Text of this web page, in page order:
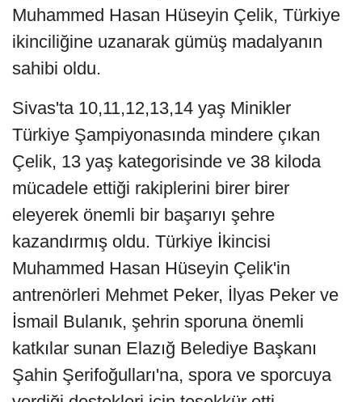
Muhammed Hasan Hüseyin Çelik, Türkiye
ikinciliğine uzanarak gümüş madalyanın
sahibi oldu.
Sivas'ta 10,11,12,13,14 yaş Minikler
Türkiye Şampiyonasında mindere çıkan
Çelik, 13 yaş kategorisinde ve 38 kiloda
mücadele ettiği rakiplerini birer birer
eleyerek önemli bir başarıyı şehre
kazandırmış oldu. Türkiye İkincisi
Muhammed Hasan Hüseyin Çelik'in
antrenörleri Mehmet Peker, İlyas Peker ve
İsmail Bulanık, şehrin sporuna önemli
katkılar sunan Elazığ Belediye Başkanı
Şahin Şerifoğulları'na, spora ve sporcuya